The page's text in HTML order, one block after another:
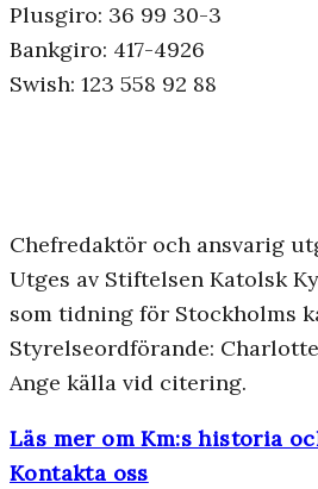
Plusgiro: 36 99 30-3
Bankgiro: 417-4926
Swish: 123 558 92 88
Chefredaktör och ansvarig
Utges av Stiftelsen Katolsk
som tidning för Stockholms
Styrelseordförande:
Ange källa vid citering.
Läs mer om Km:s historia
Kontakta oss